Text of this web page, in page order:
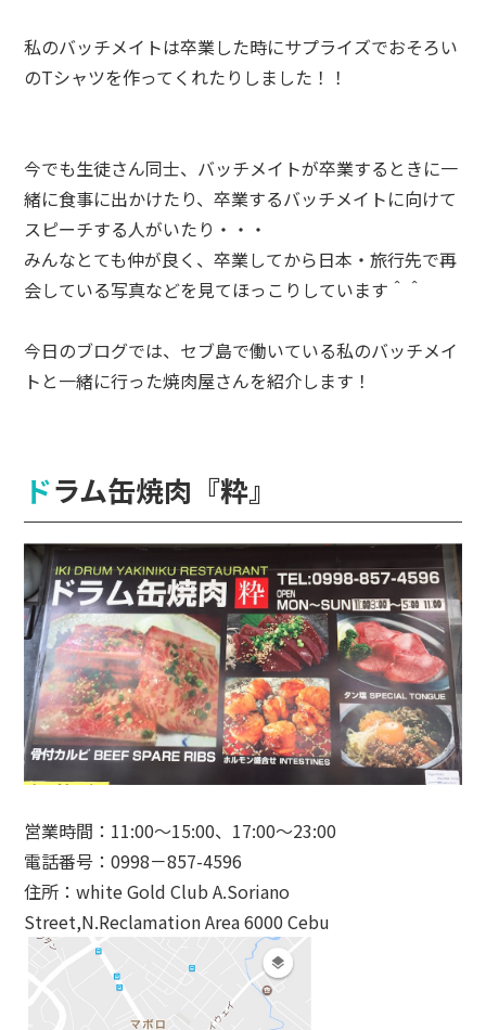
私のバッチメイトは卒業した時にサプライズでおそろい
のTシャツを作ってくれたりしました！！
今でも生徒さん同士、バッチメイトが卒業するときに一
緒に食事に出かけたり、卒業するバッチメイトに向けて
スピーチする人がいたり・・・
みんなとても仲が良く、卒業してから日本・旅行先で再
会している写真などを見てほっこりしています＾＾
今日のブログでは、セブ島で働いている私のバッチメイ
トと一緒に行った焼肉屋さんを紹介します！
ドラム缶焼肉『粋』
営業時間：11:00～15:00、17:00～23:00
電話番号：0998－857-4596
住所：white Gold Club A.Soriano
Street,N.Reclamation Area 6000 Cebu